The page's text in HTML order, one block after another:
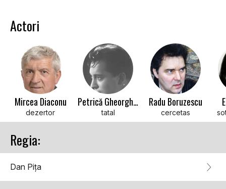
Actori
Mircea Diaconu
dezertor
Petrică Gheorghiu
tatal
Radu Boruzescu
cercetas
Regia:
Dan Pița